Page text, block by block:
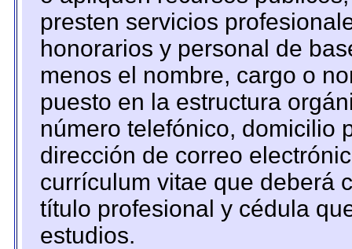
presten servicios
honorarios y personal de
menos el nombre, cargo o
puesto en la estructura
número telefónico, domicilio
dirección de correo
currículum vitae que deberá
título profesional y cédula
estudios.